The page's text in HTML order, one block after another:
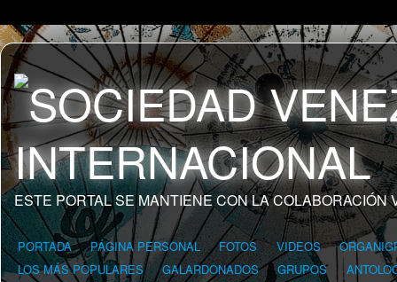
ESTE PORTAL SE MANTIENE CON LA COLABORACIÓN
PORTADA PÁGINA PERSONAL FOTOS VIDEOS
LOS MÁS POPULARES
GALARDONADOS GRUPOS